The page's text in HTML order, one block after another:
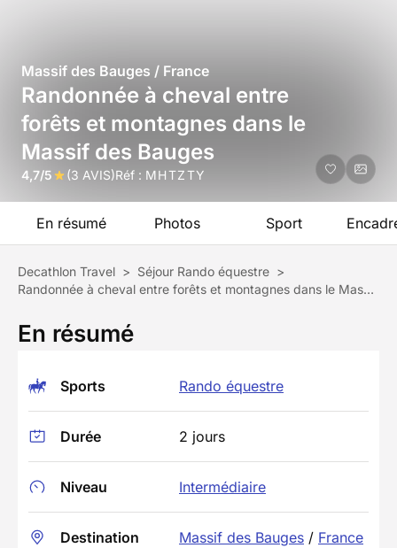
Massif des Bauges / France
Randonnée à cheval entre
forêts et montagnes dans le
Massif des Bauges
4,7/5 (3 AVIS)Réf : MHTZTY
En résumé Photos Sport
Decathlon Travel > Séjour Rando équestre >
Randonnée à cheval entre forêts et montagnes dans le Massif des Bauges
En résumé
Sports Rando équestre
Durée 2 jours
Niveau Intermédiaire
Destination Massif des Bauges / France